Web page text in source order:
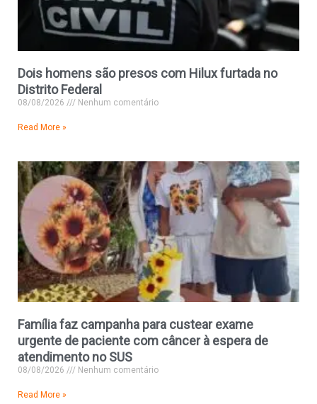
Dois homens são presos com Hilux furtada no
Distrito Federal
08/08/2026 Nenhum comentário
Read More »
Família faz campanha para custear exame
urgente de paciente com câncer à espera de
atendimento no SUS
08/08/2026 Nenhum comentário
Read More »